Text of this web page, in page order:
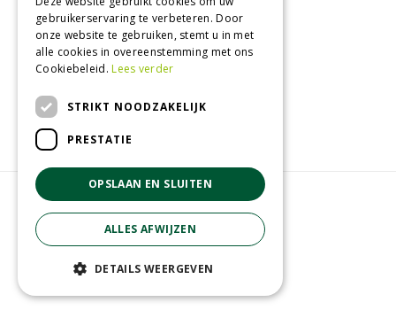
€1.299
€1.169,10
Informatie
Over ons
Algemene voorwaarden
Verzend- en retourregeling
© GroenRijk Raalte
Green Solutions
Tuincentrum Overzicht
Privacy Policy
gebruikerservaring te verbeteren. Door
onze website te gebruiken, stemt u in met
alle cookies in overeenstemming met ons
Cookiebeleid.Lees verder
STRIKT NOODZAKELIJK
PRESTATIE
OPSLAAN EN SLUITEN
ALLES AFWIJZEN
DETAILS WEERGEVEN